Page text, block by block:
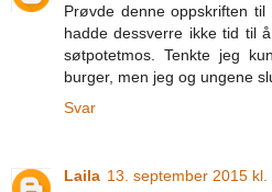
Prøvde denne oppskriften
hadde dessverre ikke tid til
søtpotetmos. Tenkte jeg
burger, men jeg og ungene
Svar
Laila 13. september 2015 kl.